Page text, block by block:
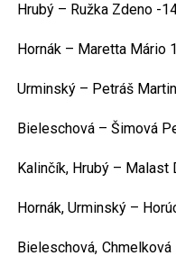
Hrubý – Ružka Zdeno -
Hornák – Maretta Mário
Urminský – Petráš
Bieleschová – Šimová
Kalinčík, Hrubý – Malast
Hornák, Urminský –
Bieleschová,